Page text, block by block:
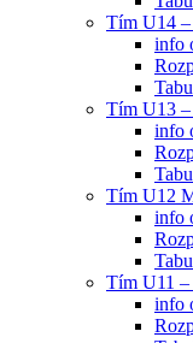
Tím U14
info
Tím U13 –
info
Tím U12
info
Tím U11 –
info